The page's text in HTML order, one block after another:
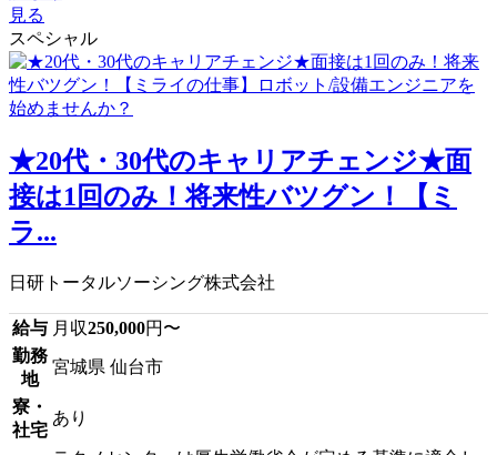
見る
スペシャル
★20代・30代のキャリアチェンジ★面
接は1回のみ！将来性バツグン！【ミ
ラ...
日研トータルソーシング株式会社
給与 月収250,000円〜
勤務
地
宮城県 仙台市
寮・
社宅
あり